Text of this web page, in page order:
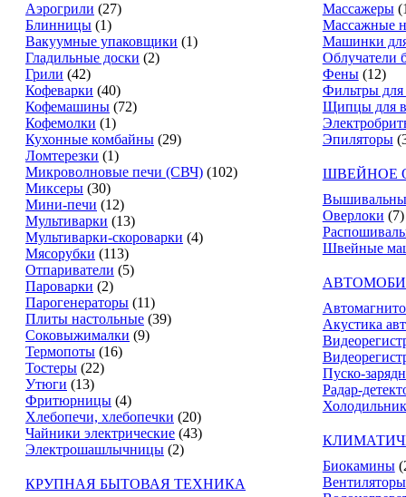
Аэрогрили (27)
Блинницы (1)
Вакуумные упаковщики (1)
Гладильные доски (2)
Грили (42)
Кофеварки (40)
Кофемашины (72)
Кофемолки (1)
Кухонные комбайны (29)
Ломтерезки (1)
Микроволновые печи (СВЧ) (102)
Миксеры (30)
Мини-печи (12)
Мультиварки (13)
Мультиварки-скороварки (4)
Мясорубки (113)
Отпариватели (5)
Пароварки (2)
Парогенераторы (11)
Плиты настольные (39)
Соковыжималки (9)
Термопоты (16)
Тостеры (22)
Утюги (13)
Фритюрницы (4)
Хлебопечи, хлебопечки (20)
Чайники электрические (43)
Электрошашлычницы (2)
КРУПНАЯ БЫТОВАЯ ТЕХНИКА
Массажеры
Массажные
Машинки
Облучатели
Фены (12)
Фильтры
Щипцы для
Эпиляторы
ШВЕЙНОЕ
Оверлоки (7)
Швейные
Акустика
Пуско-
Радар-
Биокамины
Вентиляторы